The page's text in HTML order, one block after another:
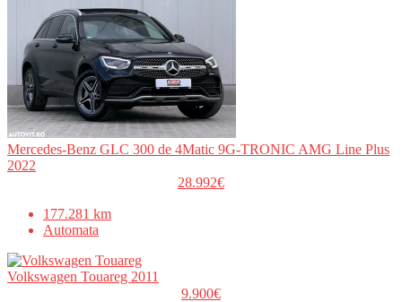
28.992€
Mercedes-Benz GLC 300 de 4Matic 9G-TRONIC AMG Line Plus
2022
177.281 km
Automata
9.900€
Volkswagen Touareg 2011